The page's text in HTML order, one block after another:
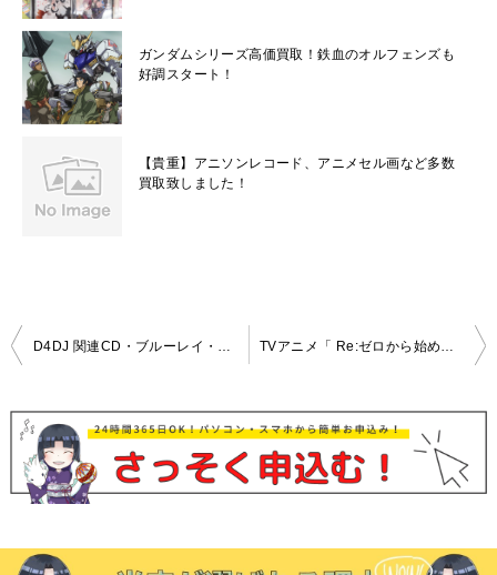
ガンダムシリーズ高価買取！鉄血のオルフェンズも
好調スタート！
【貴重】アニソンレコード、アニメセル画など多数
買取致しました！
投
ナ
ゲ
シ
D4DJ 関連CD・ブルーレイ・特典 高価買取中！ TVアニメ「 Re:ゼロから始める異世界生活 」キャラクターソングアルバム 高価買取中！